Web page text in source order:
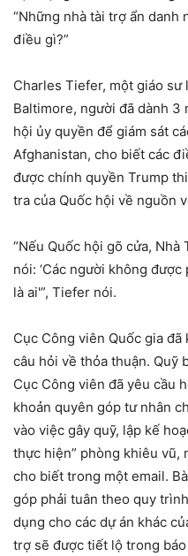
“Những nhà tài trợ ẩn danh
điều gì?”
Charles Tiefer, một giáo
Baltimore, người đã dành 3
hội ủy quyền để giám sát
Afghanistan, cho biết các
được chính quyền Trump
tra của Quốc hội về nguồn
“Nếu Quốc hội gõ cửa,
nói: ‘Các người không
là ai'”, Tiefer nói.
Cục Công viên Quốc gia
câu hỏi về thỏa thuận. Quỹ
Cục Công viên đã yêu cầu
khoản quyên góp tư nhân
vào việc gây quỹ, lập kế
thực hiện” phòng khiêu vũ,
cho biết trong một email.
góp phải tuân theo quy
dụng cho các dự án khác
trợ sẽ được tiết lộ trong